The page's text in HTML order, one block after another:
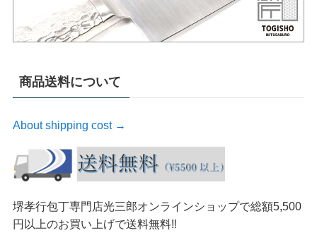
商品送料について
About shipping cost →
堺孝行包丁専門店光三郎オンラインショップで総額5,500
円以上のお買い上げで送料無料‼︎